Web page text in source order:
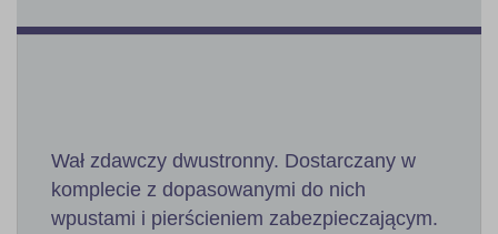
Wał zdawczy dwustronny. Dostarczany w
komplecie z dopasowanymi do nich
wpustami i pierścieniem zabezpieczającym.